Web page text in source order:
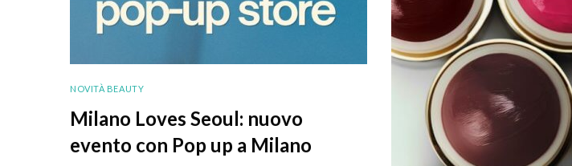
NOVITÀ BEAUTY
Milano Loves Seoul: nuovo
evento con Pop up a Milano